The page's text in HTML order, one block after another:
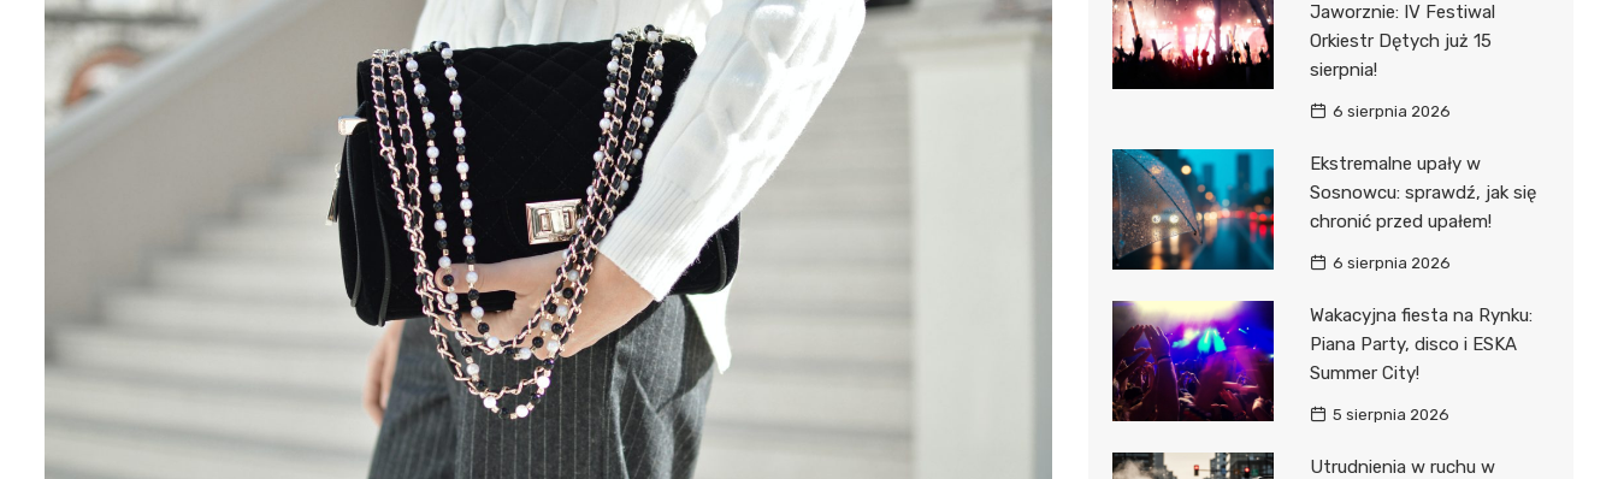
Kościół Najświętszego
Serca Pana Jezusa
robotnicze Nikiszowiec w
Katowicach
Jaworznie: IV Festiwal
Orkiestr Dętych już 15
sierpnia!
6 sierpnia 2026
Ekstremalne upały w
Sosnowcu: sprawdź, jak się
chronić przed upałem!
6 sierpnia 2026
Wakacyjna fiesta na Rynku:
Piana Party, disco i ESKA
Summer City!
5 sierpnia 2026
Utrudnienia w ruchu w